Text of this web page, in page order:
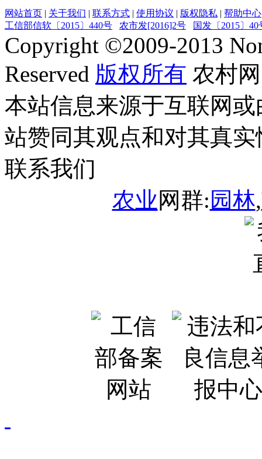
网站首页 | 关于我们 | 联系方式 | 使用协议 | 版权隐私 | 帮助中心
工信部信软〔2015〕440号
农市发[2016]2号 国发〔2015〕40
Copyright ©2009-2013
Reserved 版权所有 农村网
本站信息来源于互联网
站赞同其观点和对其真
联系我们
农业网群: 园林,